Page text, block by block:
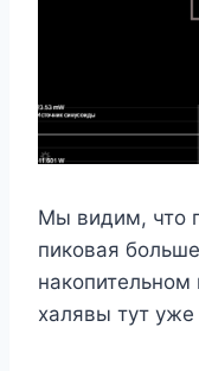
Мы видим, что
пиковая
накопительном
халявы тут уже